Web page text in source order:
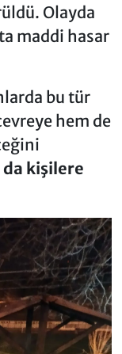
Olayda
maddi hasar
bu tür
hem de
da kişilere